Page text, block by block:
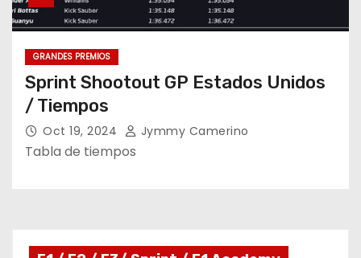
GRANDES PREMIOS
Sprint Shootout GP Estados Unidos
/ Tiempos
Oct 19, 2024 Jymmy Camerino
Tabla de tiempos